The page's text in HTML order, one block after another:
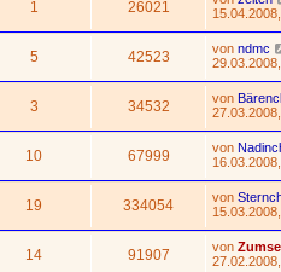
1 26021
5 42523 von ndmc
3 34532 von
10 67999 von
19 334054 von
14 91907 von